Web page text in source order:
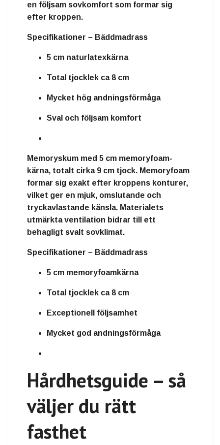
en följsam sovkomfort som formar sig
efter kroppen.
Specifikationer – Bäddmadrass
5 cm naturlatexkärna
Total tjocklek ca 8 cm
Mycket hög andningsförmåga
Sval och följsam komfort
Memoryskum med 5 cm memoryfoam-
kärna, totalt cirka 9 cm tjock. Memoryfoam
formar sig exakt efter kroppens konturer,
vilket ger en mjuk, omslutande och
tryckavlastande känsla. Materialets
utmärkta ventilation bidrar till ett
behagligt svalt sovklimat.
Specifikationer – Bäddmadrass
5 cm memoryfoamkärna
Total tjocklek ca 8 cm
Exceptionell följsamhet
Mycket god andningsförmåga
Hårdhetsguide – så
väljer du rätt
fasthet